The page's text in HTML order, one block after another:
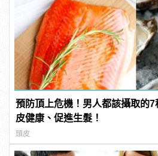
預防頂上危機！男人都該攝取的
皮健康、促進生髮！
頭皮